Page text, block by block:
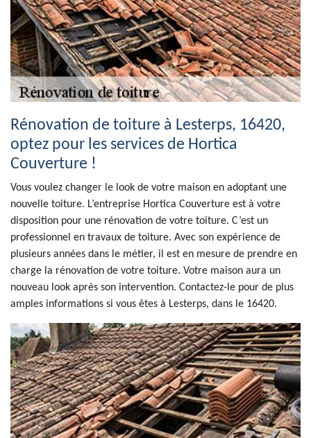
Rénovation de toiture à Lesterps, 16420,
optez pour les services de Hortica
Couverture !
Vous voulez changer le look de votre maison en adoptant une
nouvelle toiture. L’entreprise Hortica Couverture est à votre
disposition pour une rénovation de votre toiture. C’est un
professionnel en travaux de toiture. Avec son expérience de
plusieurs années dans le métier, il est en mesure de prendre en
charge la rénovation de votre toiture. Votre maison aura un
nouveau look après son intervention. Contactez-le pour de plus
amples informations si vous êtes à Lesterps, dans le 16420.